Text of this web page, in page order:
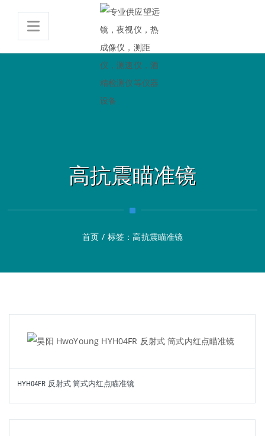
高抗震瞄准镜
首页 / 标签：高抗震瞄准镜
HYH04FR 反射式 筒式内红点瞄准镜